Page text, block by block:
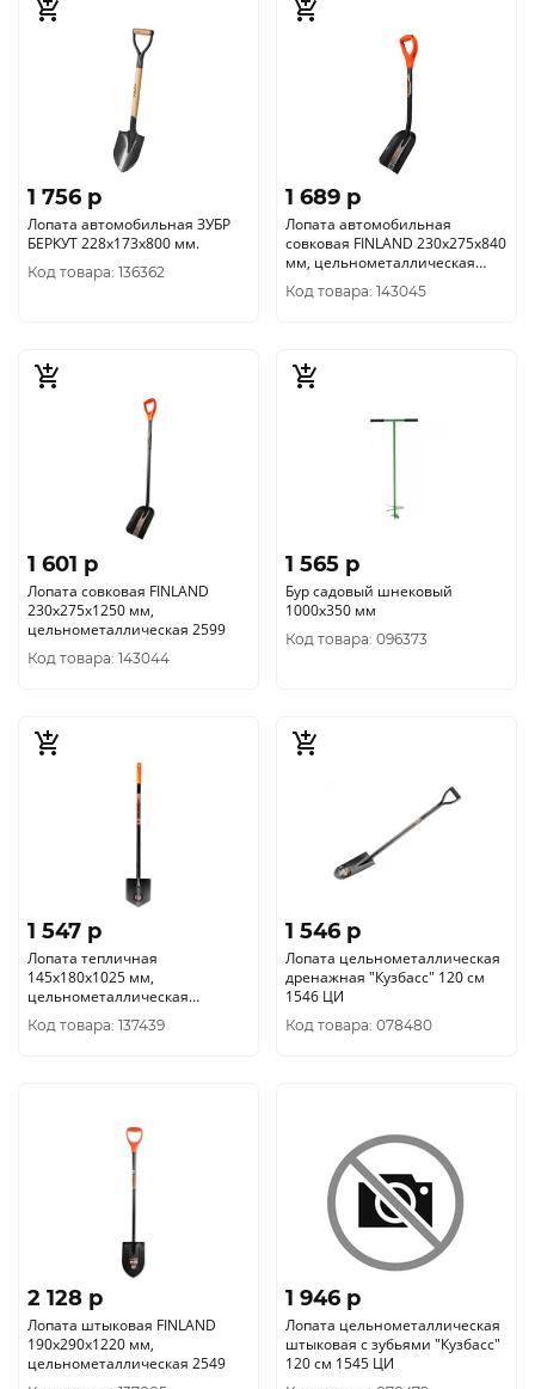
1 756 p
Лопата автомобильная ЗУБР
БЕРКУТ 228х173х800 мм.
Код товара: 136362
1 689 p
Лопата автомобильная
совковая FINLAND 230х275х840
мм, цельнометаллическая
2600
Код товара: 143045
1 601 p
Лопата совковая FINLAND
230х275х1250 мм,
цельнометаллическая 2599
Код товара: 143044
1 565 p
Бур садовый шнековый
1000х350 мм
Код товара: 096373
1 547 p
Лопата тепличная
145х180х1025 мм,
цельнометаллическая
FINLAND 2528
Код товара: 137439
1 546 p
Лопата цельнометаллическая
дренажная "Кузбасс" 120 см
1546 ЦИ
Код товара: 078480
2 128 p
Лопата штыковая FINLAND
190х290х1220 мм,
цельнометаллическая 2549
1 946 p
Лопата цельнометаллическая
штыковая с зубьями "Кузбасс"
120 см 1545 ЦИ